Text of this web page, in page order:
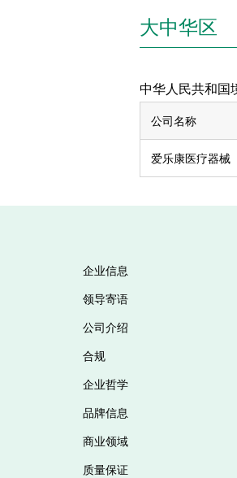
大中华区
中华人民共和国
公司名称
爱乐康医疗器械
企业信息
领导寄语
公司介绍
合规
企业哲学
品牌信息
商业领域
质量保证